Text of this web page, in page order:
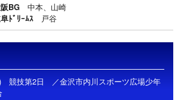
BG
中本、山崎
ﾄﾞﾘｰﾑｽ
戸谷
競技第2日 ／金沢市内川スポーツ広場少年